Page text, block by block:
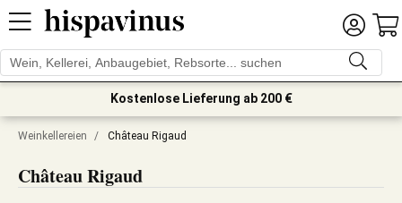
Kostenlose Lieferung ab 200 €
Weinkellereien / Château Rigaud
Château Rigaud